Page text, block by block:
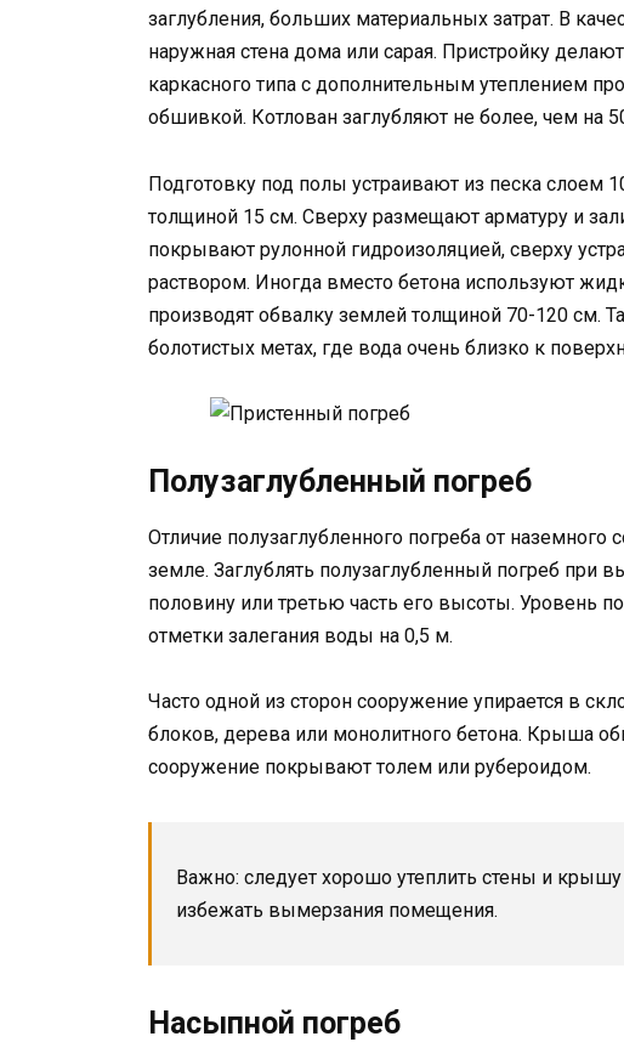
заглубления, больших материальных затрат. В
наружная стена дома или сарая. Пристройку
каркасного типа с дополнительным утеплением
обшивкой. Котлован заглубляют не более, чем на
Подготовку под полы устраивают из песка слоем
толщиной 15 см. Сверху размещают арматуру и
покрывают рулонной гидроизоляцией, сверху
раствором. Иногда вместо бетона используют
производят обвалку землей толщиной 70-120 см.
болотистых метах, где вода очень близко к
Полузаглубленный погреб
Отличие полузаглубленного погреба от наземного
земле. Заглублять полузаглубленный погреб при
половину или третью часть его высоты. Уровень
отметки залегания воды на 0,5 м.
Часто одной из сторон сооружение упирается в
блоков, дерева или монолитного бетона. Крыша
сооружение покрывают толем или рубероидом.
Важно: следует хорошо утеплить стены и
избежать вымерзания помещения.
Насыпной погреб